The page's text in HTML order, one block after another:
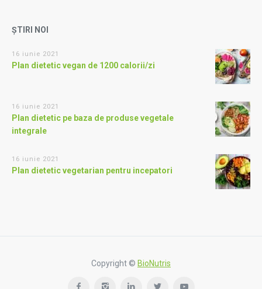
ȘTIRI NOI
16 iunie 2021
Plan dietetic vegan de 1200 calorii/zi
16 iunie 2021
Plan dietetic pe baza de produse vegetale
integrale
16 iunie 2021
Plan dietetic vegetarian pentru incepatori
Copyright © BioNutris